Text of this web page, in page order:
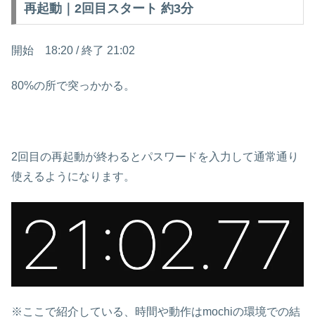
再起動｜2回目スタート 約3分
開始 18:20 / 終了 21:02
80%の所で突っかかる。
2回目の再起動が終わるとパスワードを入力して通常通り
使えるようになります。
※ここで紹介している、時間や動作はmochiの環境での結